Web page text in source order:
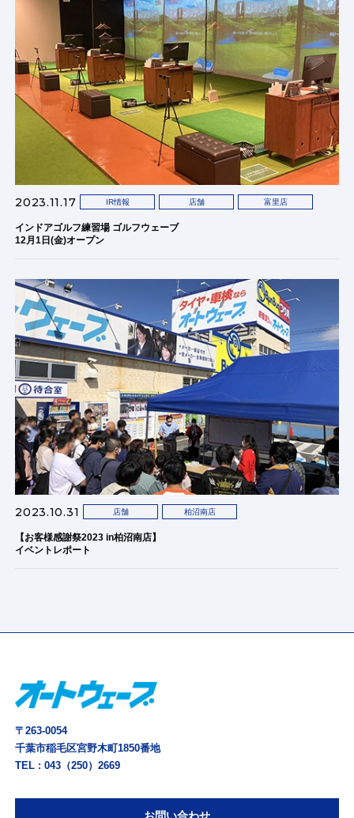
2023.11.17 IR情報 店舗 富里店
インドアゴルフ練習場 ゴルフウェーブ
12月1日(金)オープン
2023.10.31 店舗 柏沼南店
【お客様感謝祭2023 in柏沼南店】
イベントレポート
〒263-0054
千葉市稲毛区宮野木町1850番地
TEL :043（250）2669